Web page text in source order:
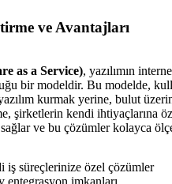
ve Avantajları
as a Service), yazılımın
bir modeldir. Bu modelde,
kurmak yerine, bulut
şirketlerin kendi ihtiyaçlarına
sağlar ve bu çözümler kolayca
iş süreçlerinize özel çözümler
entegrasyon imkanları